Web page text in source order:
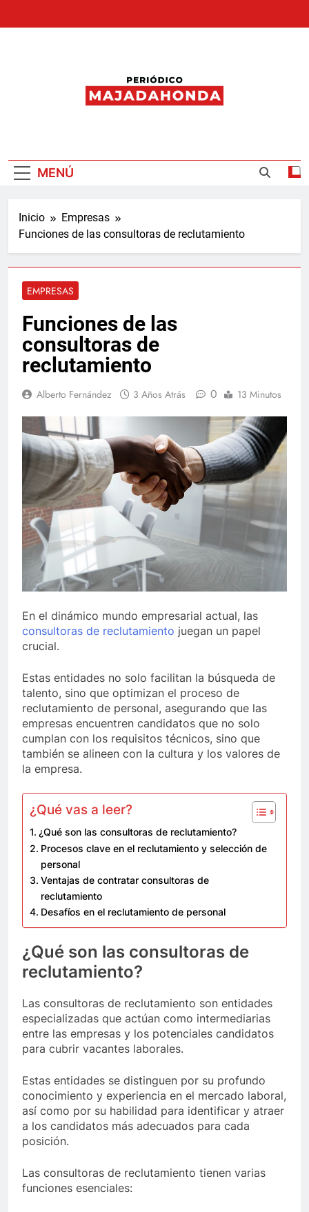
Majadahonda
MENÚ
Inicio
Empresas
Funciones de las consultoras de reclutamiento
EMPRESAS
Funciones de las
consultoras de
reclutamiento
Alberto Fernández 3 Años Atrás 0 13 Minutos
En el dinámico mundo empresarial actual, las
consultoras de reclutamiento juegan un papel
crucial.
Estas entidades no solo facilitan la búsqueda de
talento, sino que optimizan el proceso de
reclutamiento de personal, asegurando que las
empresas encuentren candidatos que no solo
cumplan con los requisitos técnicos, sino que
también se alineen con la cultura y los valores de
la empresa.
¿Qué vas a leer?
¿Qué son las consultoras de reclutamiento?
Procesos clave en el reclutamiento y selección de
personal
Ventajas de contratar consultoras de
reclutamiento
Desafíos en el reclutamiento de personal
¿Qué son las consultoras de
reclutamiento?
Las consultoras de reclutamiento son entidades
especializadas que actúan como intermediarias
entre las empresas y los potenciales candidatos
para cubrir vacantes laborales.
Estas entidades se distinguen por su profundo
conocimiento y experiencia en el mercado laboral,
así como por su habilidad para identificar y atraer
a los candidatos más adecuados para cada
posición.
Las consultoras de reclutamiento tienen varias
funciones esenciales: